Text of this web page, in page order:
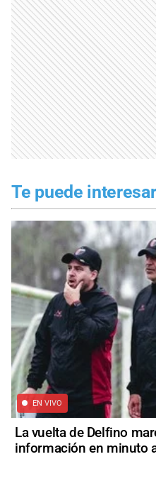
Te puede interesar
EN VIVO
La vuelta de Delfino
información en minuto